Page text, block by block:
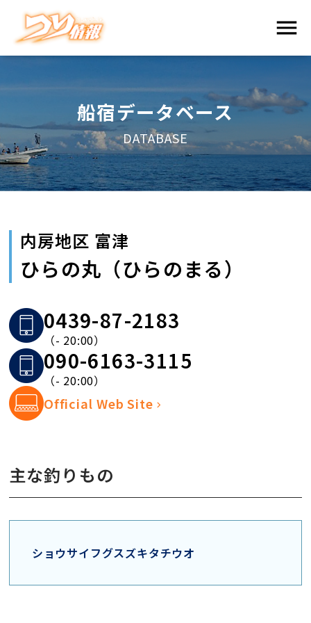
船宿データベース
DATABASE
内房地区 富津
ひらの丸（ひらのまる）
0439-87-2183
（- 20:00）
090-6163-3115
（- 20:00）
Official Web Site
主な釣りもの
ショウサイフグスズキタチウオ